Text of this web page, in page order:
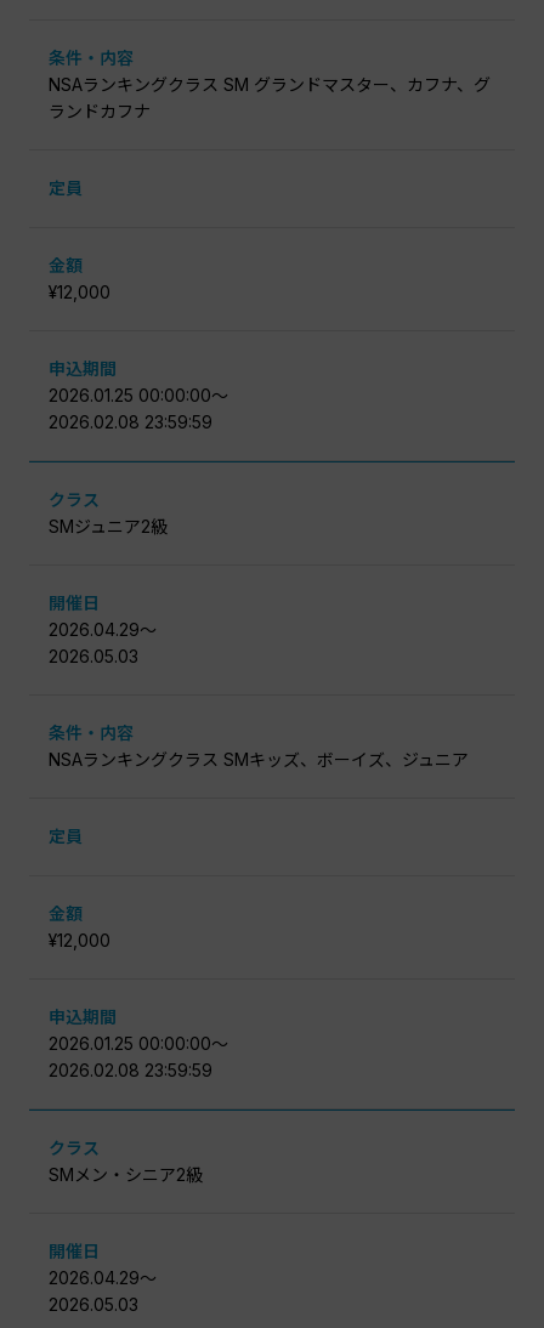
条件・内容
NSAランキングクラス SM グランドマスター、カフナ、グ
ランドカフナ
定員
金額
¥12,000
申込期間
2026.01.25 00:00:00〜
2026.02.08 23:59:59
クラス
SMジュニア2級
開催日
2026.04.29〜
2026.05.03
条件・内容
NSAランキングクラス SMキッズ、ボーイズ、ジュニア
定員
金額
¥12,000
申込期間
2026.01.25 00:00:00〜
2026.02.08 23:59:59
クラス
SMメン・シニア2級
開催日
2026.04.29〜
2026.05.03